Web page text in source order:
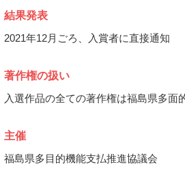
結果発表
2021年12月ごろ、入賞者に直接通知
著作権の扱い
入選作品の全ての著作権は福島県多面
主催
福島県多目的機能支払推進協議会